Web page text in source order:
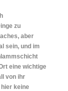
zu
aber
sein, und im
eine wichtige
von ihr
keine